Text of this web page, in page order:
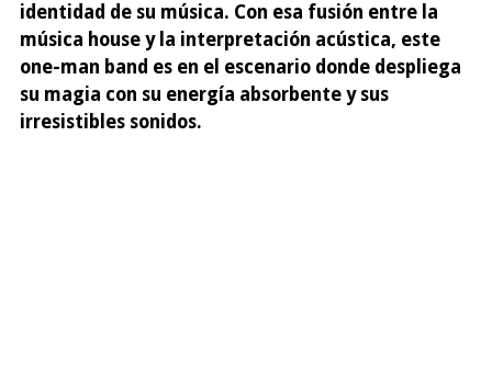
identidad de su música. Con esa fusión entre la
música house y la interpretación acústica, este
one-man band es en el escenario donde despliega
su magia con su energía absorbente y sus
irresistibles sonidos.